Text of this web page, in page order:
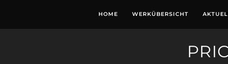
HOME WERKÜBERSICHT